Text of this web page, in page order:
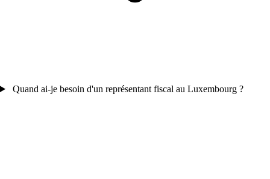
Quand ai-je besoin d'un représentant fiscal au Luxembourg ?